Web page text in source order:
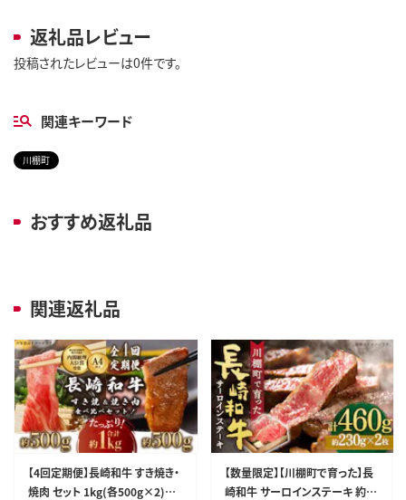
返礼品レビュー
投稿されたレビューは0件です。
関連キーワード
川棚町
おすすめ返礼品
関連返礼品
【4回定期便】長崎和牛 すき焼き・
焼肉 セット 1kg(各500g×2)×
【数量限定】【川棚町で育った】長
崎和牛 サーロインステーキ 約2